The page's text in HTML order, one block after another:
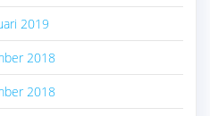
2019
2018
2018